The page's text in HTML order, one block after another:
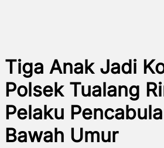
Tiga Anak Jadi
Polsek Tualang
Pelaku
Bawah Umur